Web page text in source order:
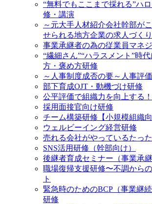
“無料でもここまで採れる”ハ
修・講演
～元大手人材紹介会社幹部が
せられる地方企業の求人づく
事業承継者の為の従業員マネ
“繊細さん”“ハラスメント”時
方・褒め方研修
～人事制度成否の要～人事評
部下育成OJT・動機づけ研修
公平評価で組織力を向上する
採用面接官向け研修
チーム構築研修【小規模組織向
ウェルビーイング経営研修
売れる会社がやっているたっ
SNS活用研修（幹部向け）
後継者育成セミナー（事業承
職場復帰支援研修〜不調から
ト
緊急時のためのBCP（事業継
研修